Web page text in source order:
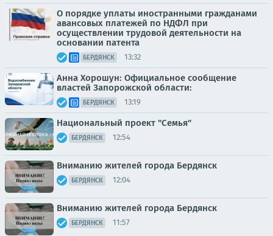
О порядке уплаты иностранными гражданами
авансовых платежей по НДФЛ при
осуществлении трудовой деятельности на
основании патента
БЕРДЯНСК 13:32
Анна Хорошун: Официальное сообщение
властей Запорожской области:
БЕРДЯНСК 13:19
Национальный проект "Семья"
БЕРДЯНСК 12:54
Вниманию жителей города Бердянск
БЕРДЯНСК 12:04
Вниманию жителей города Бердянск
БЕРДЯНСК 11:57